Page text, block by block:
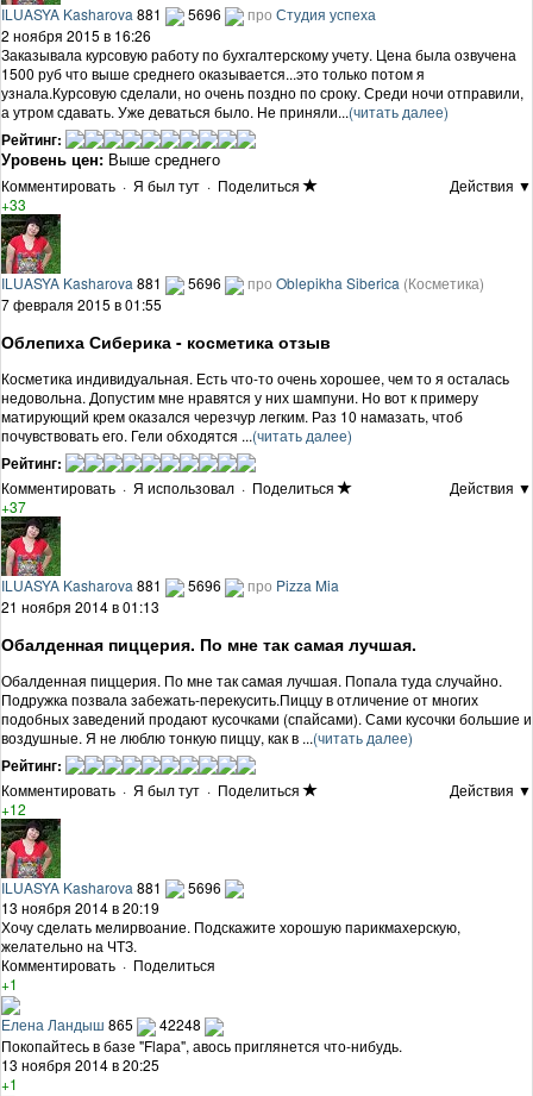
ILUASYA Kasharova 881 5696 про Студия успеха
2 ноября 2015 в 16:26
Заказывала курсовую работу по бухгалтерскому учету. Цена была озвучена
1500 руб что выше среднего оказывается...это только потом я
узнала.Курсовую сделали, но очень поздно по сроку. Среди ночи отправили,
а утром сдавать. Уже деваться было. Не приняли...(читать далее)
Рейтинг:
Уровень цен: Выше среднего
Комментировать · Я был тут · Поделиться
Действия ▼
+33
ILUASYA Kasharova 881 5696 про Oblepikha Siberica (Косметика)
7 февраля 2015 в 01:55
Облепиха Сиберика - косметика отзыв
Косметика индивидуальная. Есть что-то очень хорошее, чем то я осталась
недовольна. Допустим мне нравятся у них шампуни. Но вот к примеру
матирующий крем оказался черезчур легким. Раз 10 намазать, чтоб
почувствовать его. Гели обходятся ...(читать далее)
Рейтинг:
Комментировать · Я использовал · Поделиться
Действия ▼
+37
ILUASYA Kasharova 881 5696 про Pizza Mia
21 ноября 2014 в 01:13
Обалденная пиццерия. По мне так самая лучшая.
Обалденная пиццерия. По мне так самая лучшая. Попала туда случайно.
Подружка позвала забежать-перекусить.Пиццу в отличение от многих
подобных заведений продают кусочками (спайсами). Сами кусочки большие и
воздушные. Я не люблю тонкую пиццу, как в ...(читать далее)
Рейтинг:
Комментировать · Я был тут · Поделиться
Действия ▼
+12
ILUASYA Kasharova 881
5696
13 ноября 2014 в 20:19
Хочу сделать мелирвоание. Подскажите хорошую парикмахерскую,
желательно на ЧТЗ.
Комментировать · Поделиться
+1
Елена Ландыш 865
42248
Покопайтесь в базе "Flapа", авось приглянется что-нибудь.
13 ноября 2014 в 20:25
+1